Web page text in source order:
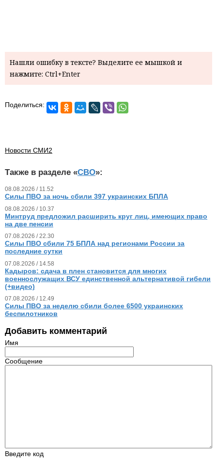
Нашли ошибку в тексте? Выделите ее мышкой и
нажмите: Ctrl+Enter
Поделиться:
Новости СМИ2
Также в разделе «СВО»:
08.08.2026 / 11.52
Силы ПВО за ночь сбили 397 украинских БПЛА
08.08.2026 / 10.37
Минтруд предложил расширить круг лиц, имеющих право
на две пенсии
07.08.2026 / 22.30
Силы ПВО сбили 75 БПЛА над регионами России за
последние сутки
07.08.2026 / 14.58
Кадыров: сдача в плен становится для многих
военнослужащих ВСУ единственной альтернативой гибели
(+видео)
07.08.2026 / 12.49
Силы ПВО за неделю сбили более 6500 украинских
беспилотников
Добавить комментарий
Имя
Сообщение
Введите код